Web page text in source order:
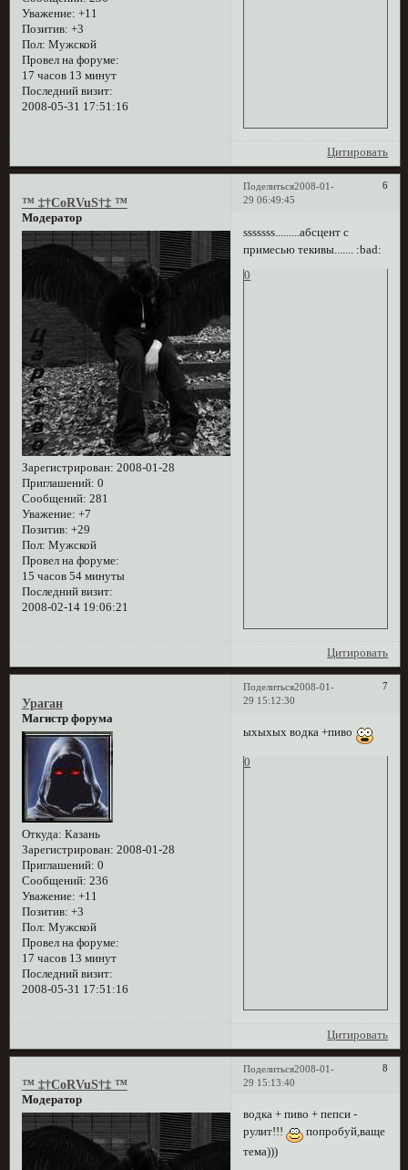
Уважение: +11
Позитив: +3
Пол: Мужской
Провел на форуме:
17 часов 13 минут
Последний визит:
2008-05-31 17:51:16
Цитировать
Поделиться 6
2008-01-
29 06:49:45
™ ‡†CoRVuS†‡ ™
Модератор
Зарегистрирован: 2008-01-28
Приглашений: 0
Сообщений: 281
Уважение: +7
Позитив: +29
Пол: Мужской
Провел на форуме:
15 часов 54 минуты
Последний визит:
2008-02-14 19:06:21
sssssss.........абсцент с
примесью текивы....... :bad:
0
Цитировать
Поделиться 7
2008-01-
29 15:12:30
Ураган
Магистр форума
Откуда: Казань
Зарегистрирован: 2008-01-28
Приглашений: 0
Сообщений: 236
Уважение: +11
Позитив: +3
Пол: Мужской
Провел на форуме:
17 часов 13 минут
Последний визит:
2008-05-31 17:51:16
ыхыхых водка +пиво
0
Цитировать
Поделиться 8
2008-01-
29 15:13:40
™ ‡†CoRVuS†‡ ™
Модератор
водка + пиво + пепси -
рулит!!!
попробуй,ваще
тема)))